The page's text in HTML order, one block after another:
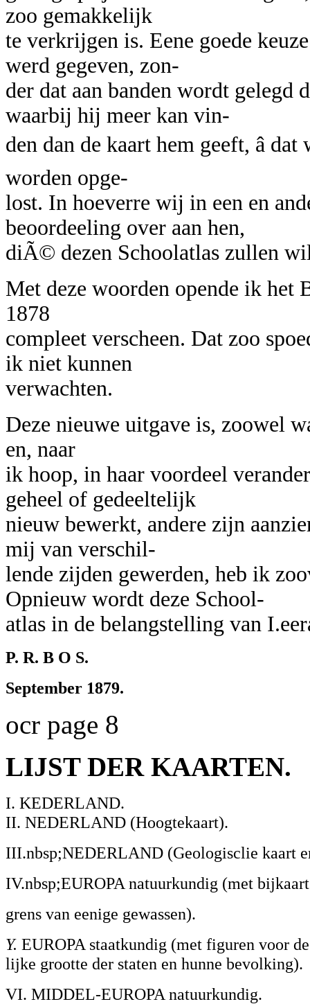
zoo gemakkelijk
te verkrijgen is. Eene goede
werd gegeven, zon-
der dat aan banden wordt gelegd
waarbij hij meer kan vin-
den dan de kaart hem geeft, â
worden opge-
lost. In hoeverre wij in een en
beoordeeling over aan hen,
diÃ© dezen Schoolatlas zullen
Met deze woorden opende ik het
1878
compleet verscheen. Dat zoo
ik niet kunnen
verwachten.
Deze nieuwe uitgave is, zoowel
en, naar
ik hoop, in haar voordeel
geheel of gedeeltelijk
nieuw bewerkt, andere zijn
mij van verschil-
lende zijden gewerden, heb ik
Opnieuw wordt deze School-
atlas in de belangstelling van
P. R. B O S.
September 1879.
ocr page 8
LIJST DER KAARTEN.
I. KEDERLAND.
II. NEDERLAND (Hoogtekaart).
III.nbsp;NEDERLAND (Geologisclie kaart
IV.nbsp;EUROPA natuurkundig (met
grens van eenige gewassen).
Y. EUROPA staatkundig (met figuren voor
lijke grootte der staten en hunne bevolking).
VI. MIDDEL-EUROPA natuurkundig.